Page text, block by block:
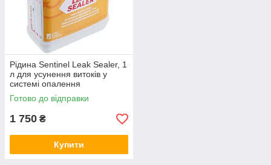
Рідина Sentinel Leak Sealer, 1
л для усунення витоків у
системі опалення
M202100077
Готово до відправки
1 750 ₴
Купити